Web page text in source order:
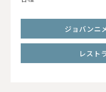
ジョバンニ
レスト